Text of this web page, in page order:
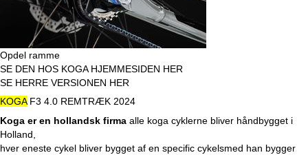
Opdel ramme
SE DEN HOS KOGA HJEMMESIDEN HER
SE HERRE VERSIONEN HER
KOGAF3 4.0 REMTRÆK 2024
Koga er en hollandsk firma alle koga cyklerne bliver håndbygget i
Holland,
hver eneste cykel bliver bygget af en specific cykelsmed han bygger